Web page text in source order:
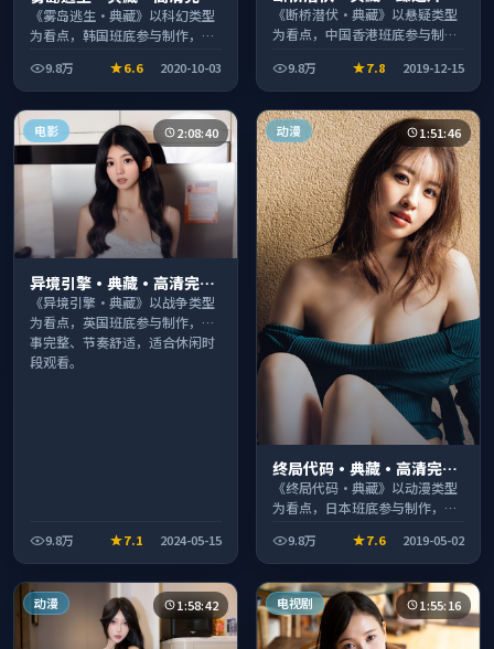
收录适合周末一口气刷完
《雾岛逃生·典藏》以科幻类型
为看点，韩国班底参与制作，叙
段观看。
9.8万 6.6 2020-10-03
推荐画质清晰观看流畅
《断桥潜伏·典藏》以悬疑类型
为看点，中国香港班底参与制
休闲时段观看。
9.8万 7.8 2019-12-15
电影 2:08:40
异境引擎·典藏·高清完整
收录适合周末一口气刷完
《异境引擎·典藏》以战争类型
为看点，英国班底参与制作，叙
事完整、节奏舒适，适合休闲时
段观看。
9.8万 7.1 2024-05-15
动漫 1:51:46
终局代码·典藏·高清完整
收录适合周末一口气刷完
《终局代码·典藏》以动漫类型
为看点，日本班底参与制作，叙
段观看。
9.8万 7.6 2019-05-02
动漫 1:58:42 电视剧 1:55:16